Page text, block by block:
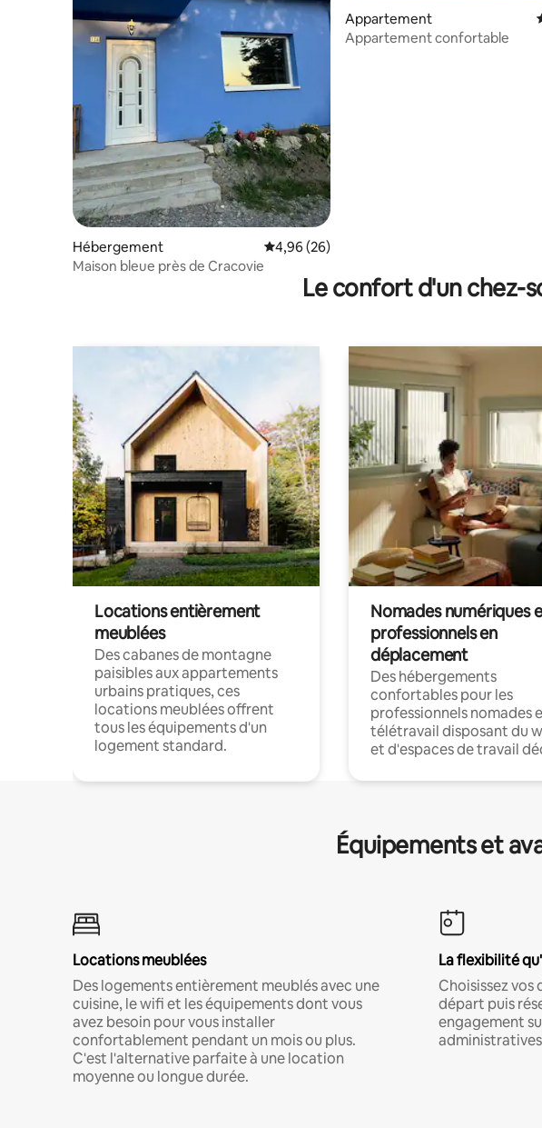
Hébergement Évaluation moyenne sur la base de 26
4,96 (26)
Maison bleue près de Cracovie
Appartement
Appartement confortable
Le confort d'un chez-
Locations entièrement
meublées
Des cabanes de montagne
paisibles aux appartements
urbains pratiques, ces
locations meublées offrent
tous les équipements d'un
logement standard.
Nomades numériques
professionnels en
déplacement
Des hébergements
confortables pour les
professionnels nomades
télétravail disposant du
et d'espaces de travail
Équipements et
Locations meublées
Des logements entièrement meublés avec une
cuisine, le wifi et les équipements dont vous
avez besoin pour vous installer
confortablement pendant un mois ou plus.
C'est l'alternative parfaite à une location
moyenne ou longue durée.
La flexibilité
Choisissez
départ puis
engagement